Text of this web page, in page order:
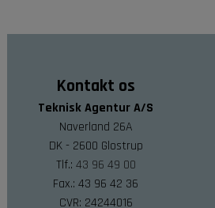
Kontakt os
Teknisk Agentur A/S
Naverland 26A
DK - 2600 Glostrup
Tlf.: 43 96 49 00
Fax.: 43 96 42 36
CVR: 24244016